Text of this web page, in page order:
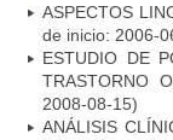
ASPECTOS
de inicio: 2006-
ESTUDIO DE
TRASTORNO
2008-08-15)
ANÁLISIS